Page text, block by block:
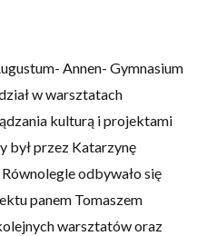
Annen- Gymnasium
w warsztatach
kulturą i projektami
był przez Katarzynę
odbywało się
panem Tomaszem
warsztatów oraz